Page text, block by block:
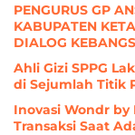
PENGURUS GP
KABUPATEN
DIALOG
Ahli Gizi SPPG
di Sejumlah Titik
Inovasi Wondr
Transaksi Saat